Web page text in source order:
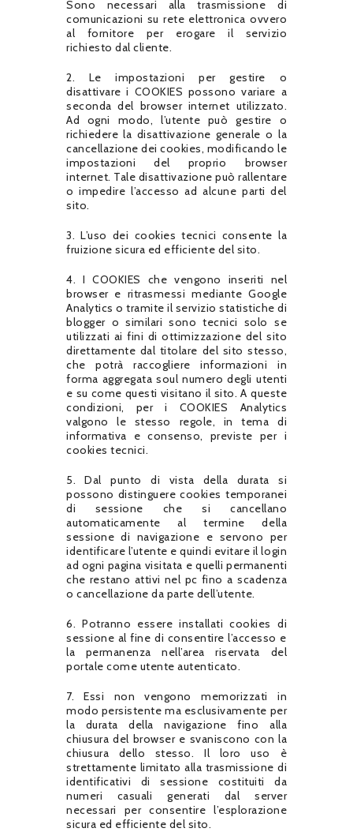
Sono necessari alla trasmissione di
comunicazioni su rete elettronica ovvero
al fornitore per erogare il servizio
richiesto dal cliente.
2. Le impostazioni per gestire o
disattivare i COOKIES possono variare a
seconda del browser internet utilizzato.
Ad ogni modo, l’utente può gestire o
richiedere la disattivazione generale o la
cancellazione dei cookies, modificando le
impostazioni del proprio browser
internet. Tale disattivazione può rallentare
o impedire l’accesso ad alcune parti del
sito.
3. L’uso dei cookies tecnici consente la
fruizione sicura ed efficiente del sito.
4. I COOKIES che vengono inseriti nel
browser e ritrasmessi mediante Google
Analytics o tramite il servizio statistiche di
blogger o similari sono tecnici solo se
utilizzati ai fini di ottimizzazione del sito
direttamente dal titolare del sito stesso,
che potrà raccogliere informazioni in
forma aggregata soul numero degli utenti
e su come questi visitano il sito. A queste
condizioni, per i COOKIES Analytics
valgono le stesso regole, in tema di
informativa e consenso, previste per i
cookies tecnici.
5. Dal punto di vista della durata si
possono distinguere cookies temporanei
di sessione che si cancellano
automaticamente al termine della
sessione di navigazione e servono per
identificare l’utente e quindi evitare il login
ad ogni pagina visitata e quelli permanenti
che restano attivi nel pc fino a scadenza
o cancellazione da parte dell’utente.
6. Potranno essere installati cookies di
sessione al fine di consentire l’accesso e
la permanenza nell’area riservata del
portale come utente autenticato.
7. Essi non vengono memorizzati in
modo persistente ma esclusivamente per
la durata della navigazione fino alla
chiusura del browser e svaniscono con la
chiusura dello stesso. Il loro uso è
strettamente limitato alla trasmissione di
identificativi di sessione costituiti da
numeri casuali generati dal server
necessari per consentire l’esplorazione
sicura ed efficiente del sito.